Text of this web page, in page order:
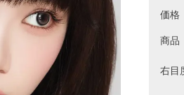
価格
商品
右目
カラコン・サークルレンズ 1day 商品一
クリアコンタクトレンズ 1day 商品一